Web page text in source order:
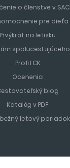
o členstve v
pre dieťa
Prvýkrát na letisku
spolucestujúceho
Profil CK
Ocenenia
blog
Katalóg v PDF
letový poriadok